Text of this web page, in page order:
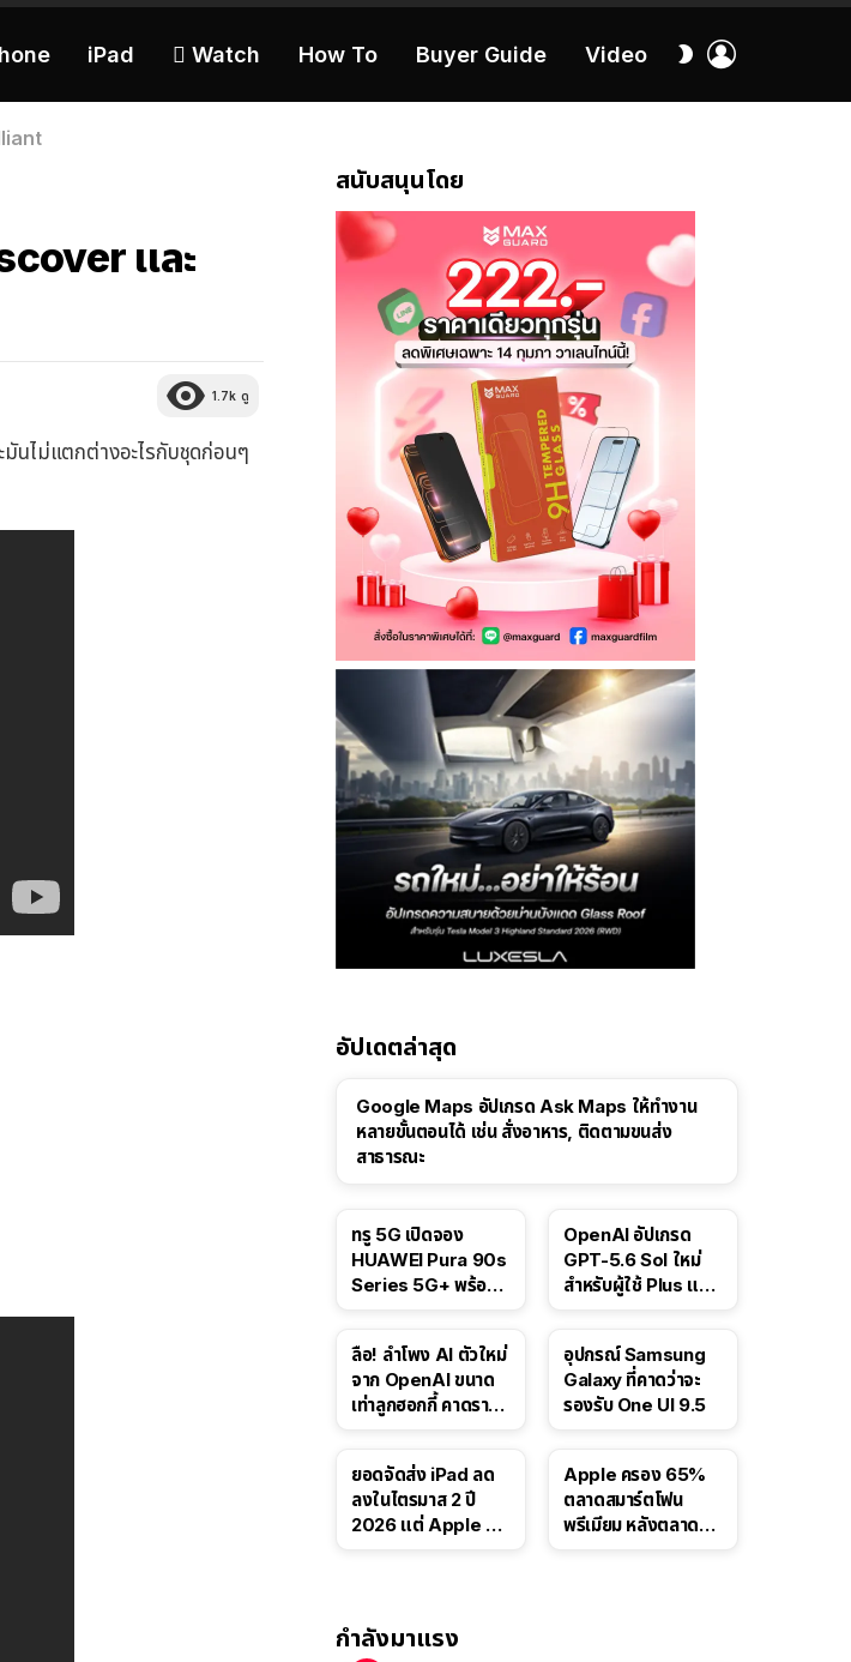
iPad  Watch How To Buyer Guide Video
สลับ
และ
1.7k ดู
นไม่แตกต่างอะไรกับชุดก่อนๆ
สนับสนุนโดย
อัปเดตล่าสุด
Google Maps อัปเกรด Ask Maps ให้ทำงาน
หลายขั้นตอนได้ เช่น สั่งอาหาร, ติดตามขนส่ง
สาธารณะ
ทรู 5G เปิดจอง
HUAWEI Pura 90s
Series 5G+ พร้อม
OpenAI อัปเกรด
GPT-5.6 Sol ใหม่
สำหรับผู้ใช้ Plus และ
ลือ! ลำโพง AI ตัวใหม่
จาก OpenAI ขนาด
เท่าลูกฮอกกี้ คาดราคา
อุปกรณ์ Samsung
Galaxy ที่คาดว่าจะ
รองรับ One UI 9.5
ยอดจัดส่ง iPad ลด
ลงในไตรมาส 2 ปี
2026 แต่ Apple ยัง
Apple ครอง 65%
ตลาดสมาร์ตโฟน
พรีเมียม หลังตลาดทำ
กำลังมาแรง